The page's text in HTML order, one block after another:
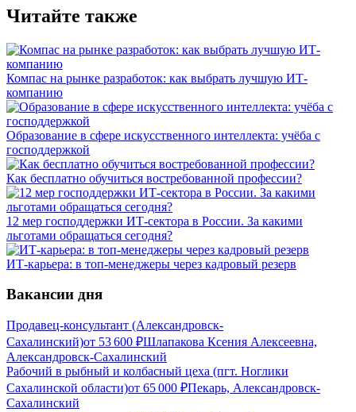
Читайте также
Компас на рынке разработок: как выбрать лучшую ИТ-
компанию
Образование в сфере искусственного интеллекта: учёба с
господдержкой
Как бесплатно обучиться востребованной профессии?
12 мер господдержки ИТ-сектора в России. За какими
льготами обращаться сегодня?
ИТ-карьера: в топ-менеджеры через кадровый резерв
Вакансии дня
Продавец-консультант (Александровск-
Сахалинский)от 53 600 ₽Шлапакова Ксения Алексеевна,
Александровск-Сахалинский
Рабочий в рыбный и колбасный цеха (пгт. Ноглики
Сахалинской области)от 65 000 ₽Пекарь, Александровск-
Сахалинский